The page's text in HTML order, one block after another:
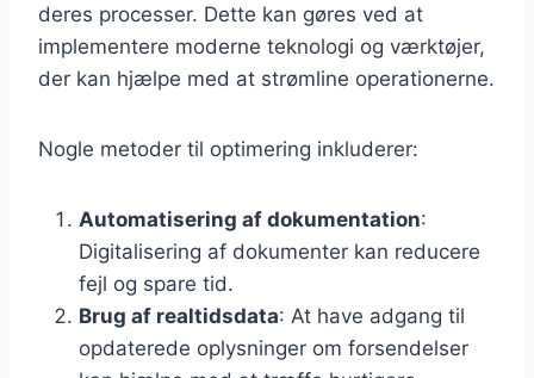
deres processer. Dette kan gøres ved at
implementere moderne teknologi og værktøjer,
der kan hjælpe med at strømline operationerne.
Nogle metoder til optimering inkluderer:
Automatisering af dokumentation:
Digitalisering af dokumenter kan reducere
fejl og spare tid.
Brug af realtidsdata: At have adgang til
opdaterede oplysninger om forsendelser